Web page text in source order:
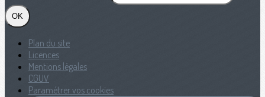
OK
Plan du site
Licences
Mentions légales
CGUV
Paramétrer vos cookies